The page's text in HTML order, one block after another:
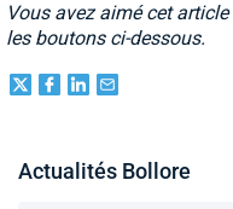
Vous avez aimé cet
les boutons ci-dessous.
Actualités Bollore